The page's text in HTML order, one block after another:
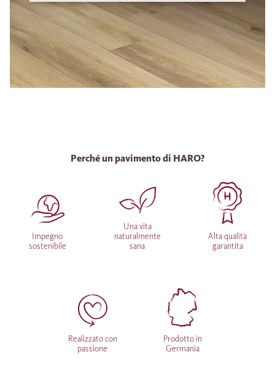
Perché un pavimento di HARO?
Impegno
sostenibile
Una vita
naturalmente
sana
Alta qualità
garantita
Realizzato con
passione
Prodotto in
Germania